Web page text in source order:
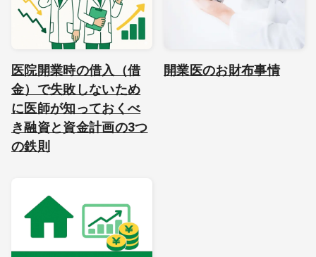
医院開業時の借入（借
金）で失敗しないため
に医師が知っておくべ
き融資と資金計画の3つ
の鉄則
開業医のお財布事情